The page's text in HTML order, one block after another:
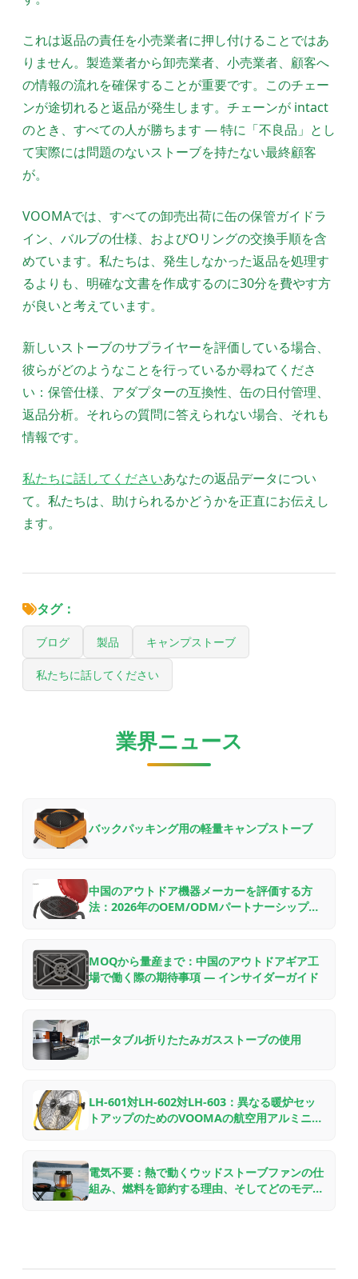
これは返品の責任を小売業者に押し付けることではあ
りません。製造業者から卸売業者、小売業者、顧客へ
の情報の流れを確保することが重要です。このチェー
ンが途切れると返品が発生します。チェーンが intact
のとき、すべての人が勝ちます — 特に「不良品」とし
て実際には問題のないストーブを持たない最終顧客
が。
VOOMAでは、すべての卸売出荷に缶の保管ガイドラ
イン、バルブの仕様、およびOリングの交換手順を含
めています。私たちは、発生しなかった返品を処理す
るよりも、明確な文書を作成するのに30分を費やす方
が良いと考えています。
新しいストーブのサプライヤーを評価している場合、
彼らがどのようなことを行っているか尋ねてくださ
い：保管仕様、アダプターの互換性、缶の日付管理、
返品分析。それらの質問に答えられない場合、それも
情報です。
私たちに話してくださいあなたの返品データについ
て。私たちは、助けられるかどうかを正直にお伝えし
ます。
タグ：
ブログ 製品 キャンプストーブ
私たちに話してください
業界ニュース
バックパッキング用の軽量キャンプストーブ
中国のアウトドア機器メーカーを評価する方
法：2026年のOEM/ODMパートナーシップの
MOQから量産まで：中国のアウトドアギア工
場で働く際の期待事項 — インサイダーガイド
ポータブル折りたたみガスストーブの使用
LH-601対LH-602対LH-603：異なる暖炉セッ
トアップのためのVOOMAの航空用アルミニウ
電気不要：熱で動くウッドストーブファンの仕
組み、燃料を節約する理由、そしてどのモデル